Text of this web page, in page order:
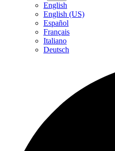
English
English (US)
Español
Français
Italiano
Deutsch